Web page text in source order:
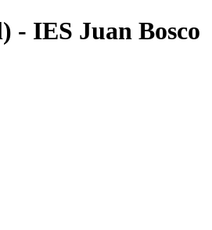
- IES Juan Bosco